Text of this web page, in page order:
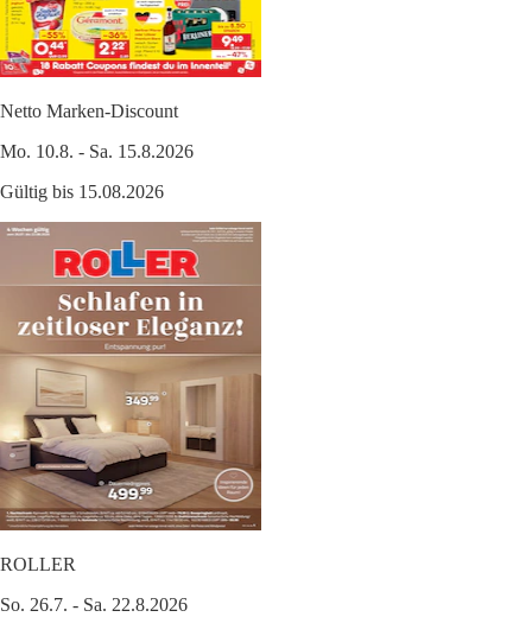
Netto Marken-Discount
Mo. 10.8. - Sa. 15.8.2026
Gültig bis 15.08.2026
ROLLER
So. 26.7. - Sa. 22.8.2026